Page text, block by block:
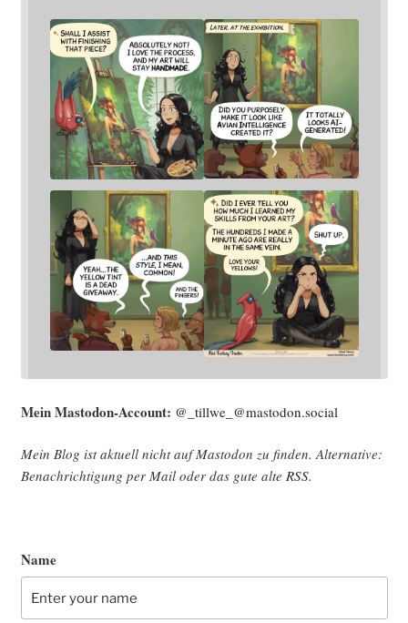
Mein Mast­o­don-Account: @_tillwe_@mastodon.social
Mein Blog ist aktu­ell nicht auf Mast­o­don zu fin­den. Alter­na­ti­ve:
Benach­rich­ti­gung per Mail oder das gute alte RSS.
Name